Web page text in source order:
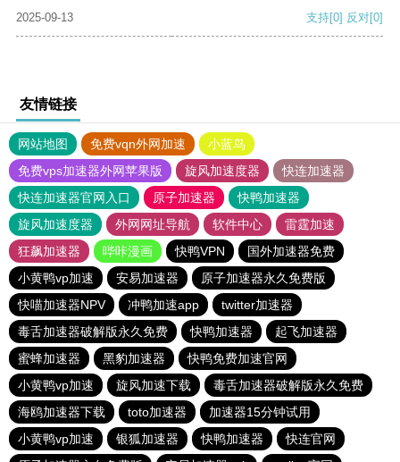
2025-09-13
支持[0] 反对[0]
友情链接
网站地图 免费vqn外网加速
小蓝鸟
免费vps加速器外网苹果版
旋风加速度器
快连加速器
快连加速器官网入口
原子加速器
快鸭加速器
旋风加速度器
外网网址导航 软件中心
雷霆加速
狂飙加速器
哔咔漫画 快鸭VPN
国外加速器免费
小黄鸭vp加速
安易加速器
原子加速器永久免费版
快喵加速器NPV
冲鸭加速app
twitter加速器
毒舌加速器破解版永久免费
快鸭加速器
起飞加速器
蜜蜂加速器
黑豹加速器
快鸭免费加速官网
小黄鸭vp加速
旋风加速下载
毒舌加速器破解版永久免费
海鸥加速器下载
toto加速器
加速器15分钟试用
小黄鸭vp加速
银狐加速器 快鸭加速器
快连官网